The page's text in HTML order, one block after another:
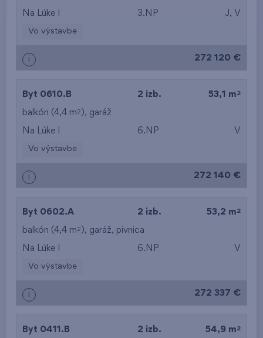
Na Lúke I 3.NP J, V
Vo výstavbe
i 272 120 €
Byt 0610.B 2 izb. 53,1 m 2
balkón (4,4 m2 ), garáž
Na Lúke I 6.NP V
Vo výstavbe
i 272 140 €
Byt 0602.A 2 izb. 53,2 m 2
balkón (4,4 m2 ), garáž, pivnica
Na Lúke I 6.NP V
Vo výstavbe
i 272 337 €
Byt 0411.B 2 izb. 54,9 m 2